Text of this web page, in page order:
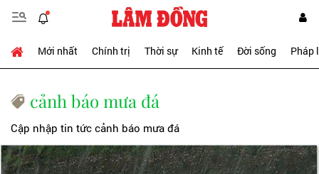
Mới nhất Chính trị Thời sự Kinh tế Đời sống Pháp
cảnh báo mưa đá
Cập nhập tin tức cảnh báo mưa đá